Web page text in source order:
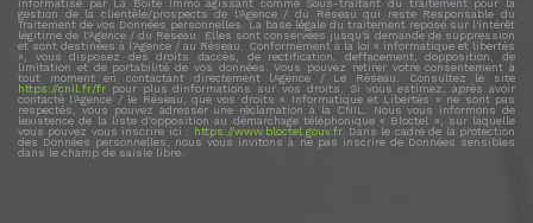
informatisé par La Boite Immo agissant comme Sous-traitant du traitement pour la
gestion de la clientèle/prospects de l'Agence / du Réseau qui reste Responsable du
Traitement de vos Données personnelles. La base légale du traitement repose sur l'intérêt
légitime de l'Agence / du Réseau. Elles sont conservées jusqu'à demande de suppression
et sont destinées à l'Agence / au Réseau. Conformément à la loi « informatique et libertés
», vous disposez des droits daccès, de rectification, deffacement, dopposition, de
limitation et de portabilité de vos données. Vous pouvez retirer votre consentement à
tout moment en contactant directement lAgence / Le Réseau. Consultez le site
https://cnil.fr/fr pour plus dinformations sur vos droits. Si vous estimez, après avoir
contacté l'Agence / le Réseau, que vos droits « Informatique et Libertés » ne sont pas
respectés, vous pouvez adresser une réclamation à la CNIL. Nous vous informons de
lexistence de la liste d'opposition au démarchage téléphonique « Bloctel », sur laquelle
vous pouvez vous inscrire ici : https://www.bloctel.gouv.fr. Dans le cadre de la protection
des Données personnelles, nous vous invitons à ne pas inscrire de Données sensibles
dans le champ de saisie libre.